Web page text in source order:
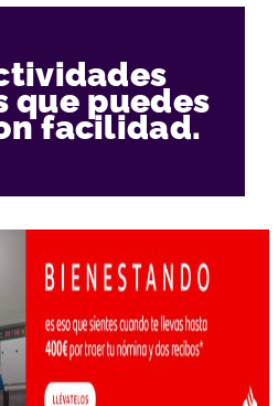
que puedes
facilidad.